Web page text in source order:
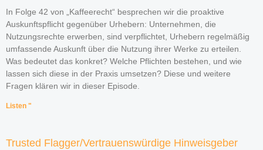
In Folge 42 von „Kaffeerecht“ besprechen wir die proaktive
Auskunftspflicht gegenüber Urhebern: Unternehmen, die
Nutzungsrechte erwerben, sind verpflichtet, Urhebern regelmäßig
umfassende Auskunft über die Nutzung ihrer Werke zu erteilen.
Was bedeutet das konkret? Welche Pflichten bestehen, und wie
lassen sich diese in der Praxis umsetzen? Diese und weitere
Fragen klären wir in dieser Episode.
Listen "
Trusted Flagger/Vertrauenswürdige Hinweisgeber